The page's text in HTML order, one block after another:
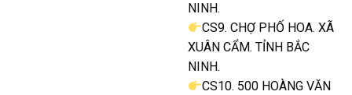
NINH.
CS9. CHỢ PHỐ HOA. XÃ
XUÂN CẨM. TỈNH BẮC
NINH.
CS10. 500 HOÀNG VĂN